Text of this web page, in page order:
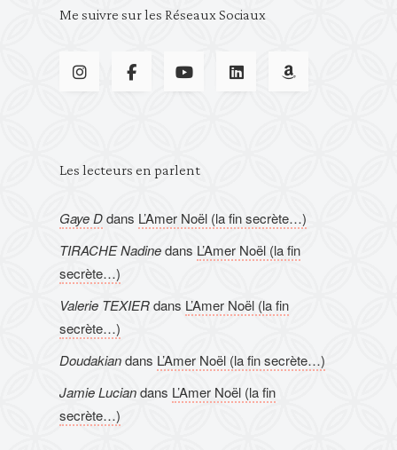
Me suivre sur les Réseaux Sociaux
Les lecteurs en parlent
Gaye Ddans L’Amer Noël (la fin secrète…)
TIRACHE Nadinedans L’Amer Noël (la fin
secrète…)
Valerie TEXIERdans L’Amer Noël (la fin
secrète…)
Doudakiandans L’Amer Noël (la fin secrète…)
Jamie Luciandans L’Amer Noël (la fin
secrète…)